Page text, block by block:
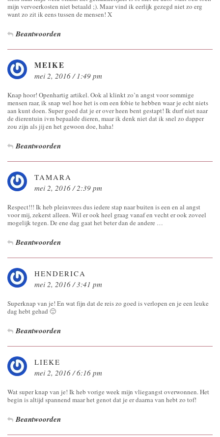
mijn vervoerkosten niet betaald ;). Maar vind ik eerlijk gezegd niet zo erg
want zo zit ik eens tussen de mensen! X
Beantwoorden
MEIKE
mei 2, 2016 / 1:49 pm
Knap hoor! Openhartig artikel. Ook al klinkt zo’n angst voor sommige
mensen raar, ik snap wel hoe het is om een fobie te hebben waar je echt niets
aan kunt doen. Super goed dat je er over heen bent gestapt! Ik durf niet naar
de dierentuin ivm bepaalde dieren, maar ik denk niet dat ik snel zo dapper
zou zijn als jij en het gewoon doe, haha!
Beantwoorden
TAMARA
mei 2, 2016 / 2:39 pm
Respect!!! Ik heb pleinvrees dus iedere stap naar buiten is een en al angst
voor mij, zekerst alleen. Wil er ook heel graag vanaf en vecht er ook zoveel
mogelijk tegen. De ene dag gaat het beter dan de andere …
Beantwoorden
HENDERICA
mei 2, 2016 / 3:41 pm
Superknap van je! En wat fijn dat de reis zo goed is verlopen en je een leuke
dag hebt gehad 🙂
Beantwoorden
LIEKE
mei 2, 2016 / 6:16 pm
Wat super knap van je! Ik heb vorige week mijn vliegangst overwonnen. Het
begin is altijd spannend maar het genot dat je er daarna van hebt zo tof!
Beantwoorden